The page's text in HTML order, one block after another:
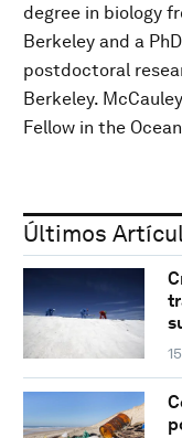
degree in biology
Berkeley and a
postdoctoral
Berkeley.
Fellow in the
Últimos